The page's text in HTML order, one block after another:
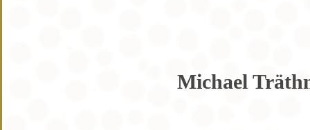
Michael